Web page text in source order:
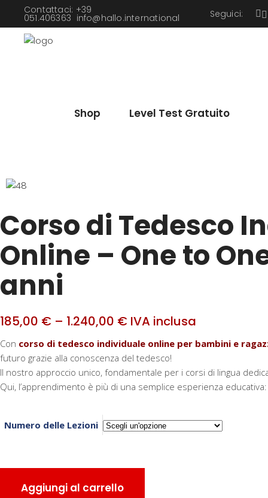
Contattaci: +39
051.406363 info@hallo.international Seguici:
Shop Level Test Gratuito
Corso di Tedesco
Online – One to
anni
185,00 € – 1.240,00 € IVA inclusa
Con corso di tedesco individuale online per bambini e
futuro grazie alla conoscenza del tedesco!
Il nostro approccio unico, fondamentale per i corsi di lingua
Qui, l’apprendimento è più di una semplice esperienza
Numero delle Lezioni
Aggiungi al carrello